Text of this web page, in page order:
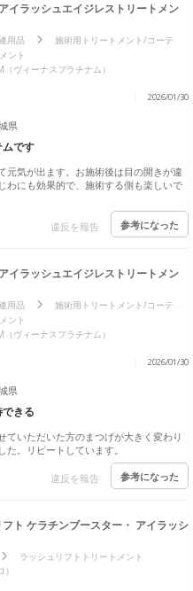
イラッシュエイジレストリートメン
用品
施術用トリートメント/コーテ
ント
ヴィーナスプラチナム）
2026/01/30
県
です
元気が出ます。お施術後は目の開きが違
わにも効果的で、施術する側も楽しいで
違反を報告 参考になった
イラッシュエイジレストリートメン
用品
施術用トリートメント/コーテ
ント
ヴィーナスプラチナム）
2026/01/30
県
きる
ていただいた方のまつげが大きく変わり
。リピートしています。
違反を報告 参考になった
ト ケラチンブースター・ アイラッシ
ラッシュリフトトリートメント